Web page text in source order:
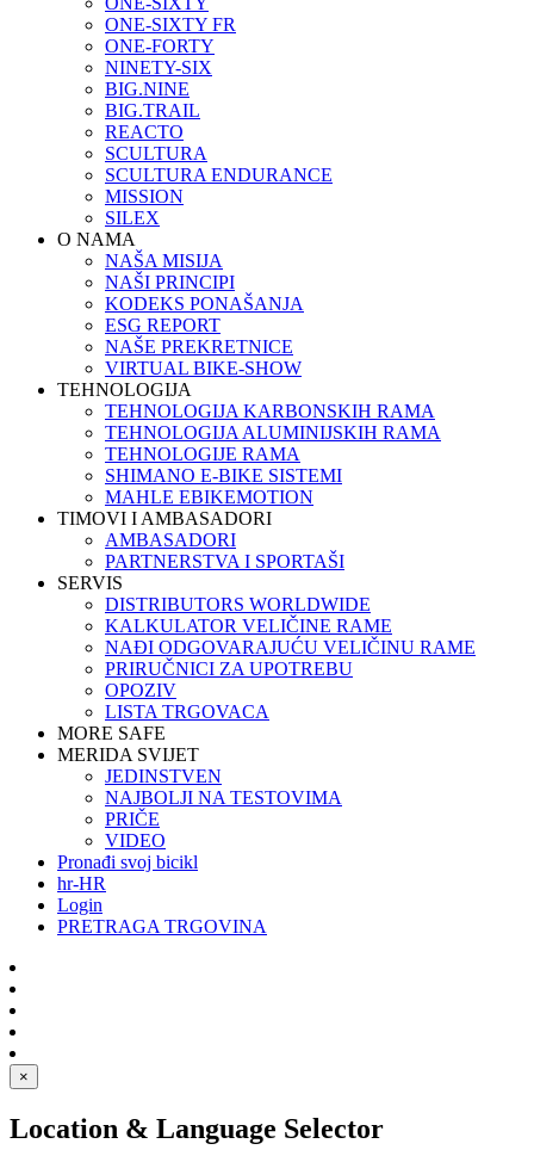
ONE-SIXTY FR
ONE-FORTY
NINETY-SIX
BIG.NINE
BIG.TRAIL
REACTO
SCULTURA
SCULTURA ENDURANCE
MISSION
SILEX
O NAMA
NAŠA MISIJA
NAŠI PRINCIPI
KODEKS PONAŠANJA
ESG REPORT
NAŠE PREKRETNICE
VIRTUAL BIKE-SHOW
TEHNOLOGIJA
TEHNOLOGIJA KARBONSKIH RAMA
TEHNOLOGIJA ALUMINIJSKIH RAMA
TEHNOLOGIJE RAMA
SHIMANO E-BIKE SISTEMI
MAHLE EBIKEMOTION
TIMOVI I AMBASADORI
AMBASADORI
PARTNERSTVA I SPORTAŠI
SERVIS
DISTRIBUTORS WORLDWIDE
KALKULATOR VELIČINE RAME
NAĐI ODGOVARAJUĆU VELIČINU RAME
PRIRUČNICI ZA UPOTREBU
OPOZIV
LISTA TRGOVACA
MORE SAFE
MERIDA SVIJET
JEDINSTVEN
NAJBOLJI NA TESTOVIMA
PRIČE
VIDEO
Pronađi svoj bicikl
hr-HR
Login
PRETRAGA TRGOVINA
×
Location & Language Selector